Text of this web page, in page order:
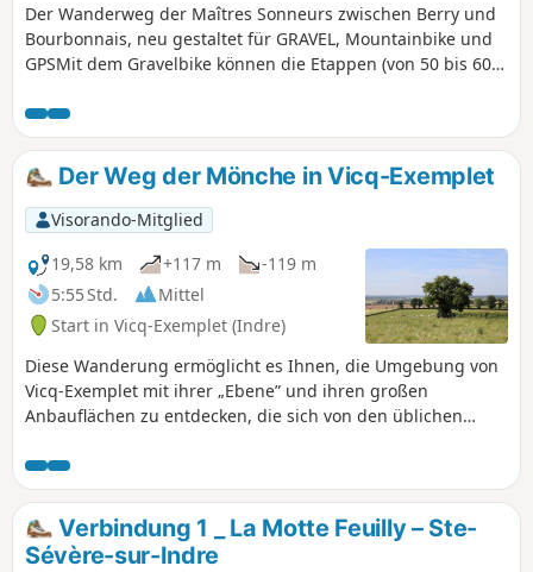
Der Wanderweg der Maîtres Sonneurs zwischen Berry und
Bourbonnais, neu gestaltet für GRAVEL, Mountainbike und
GPSMit dem Gravelbike können die Etappen (von 50 bis 60
100 km pro Tag entspricht. Da es sich um eine Rundfahrt
handelt, kann der Start in jedem beliebigen Dorf entlang
des Weges erfolgen. Für Reiter sind 8 Etappen vorgesehen.
Der Weg der Mönche in Vicq-Exemplet
Visorando-Mitglied
19,58 km
+117 m
-119 m
5:55 Std.
Mittel
Start in Vicq-Exemplet (Indre)
Diese Wanderung ermöglicht es Ihnen, die Umgebung von
Vicq-Exemplet mit ihrer „Ebene” und ihren großen
Anbauflächen zu entdecken, die sich von den üblichen
Neben der romanischen Kirche Saint-Martin (13.
Jahrhundert), in der ein Teil des Werks von Abbé Aymond
aufbewahrt wird, können Sie auch die Überreste der
ehemaligen Prieuré de Bois l'Abbé besichtigen.
Verbindung 1 _ La Motte Feuilly – Ste-
Sévère-sur-Indre